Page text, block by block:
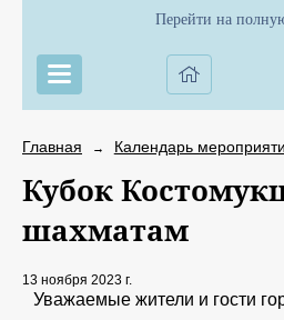
Перейти на
Главная → Календарь
Кубок
шахматам
13 ноября 2023 г.
Уважаемые жители и гости